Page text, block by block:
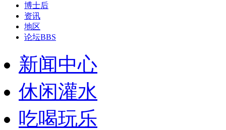
博士后
资讯
地区
论坛BBS
新闻中心
休闲灌水
吃喝玩乐